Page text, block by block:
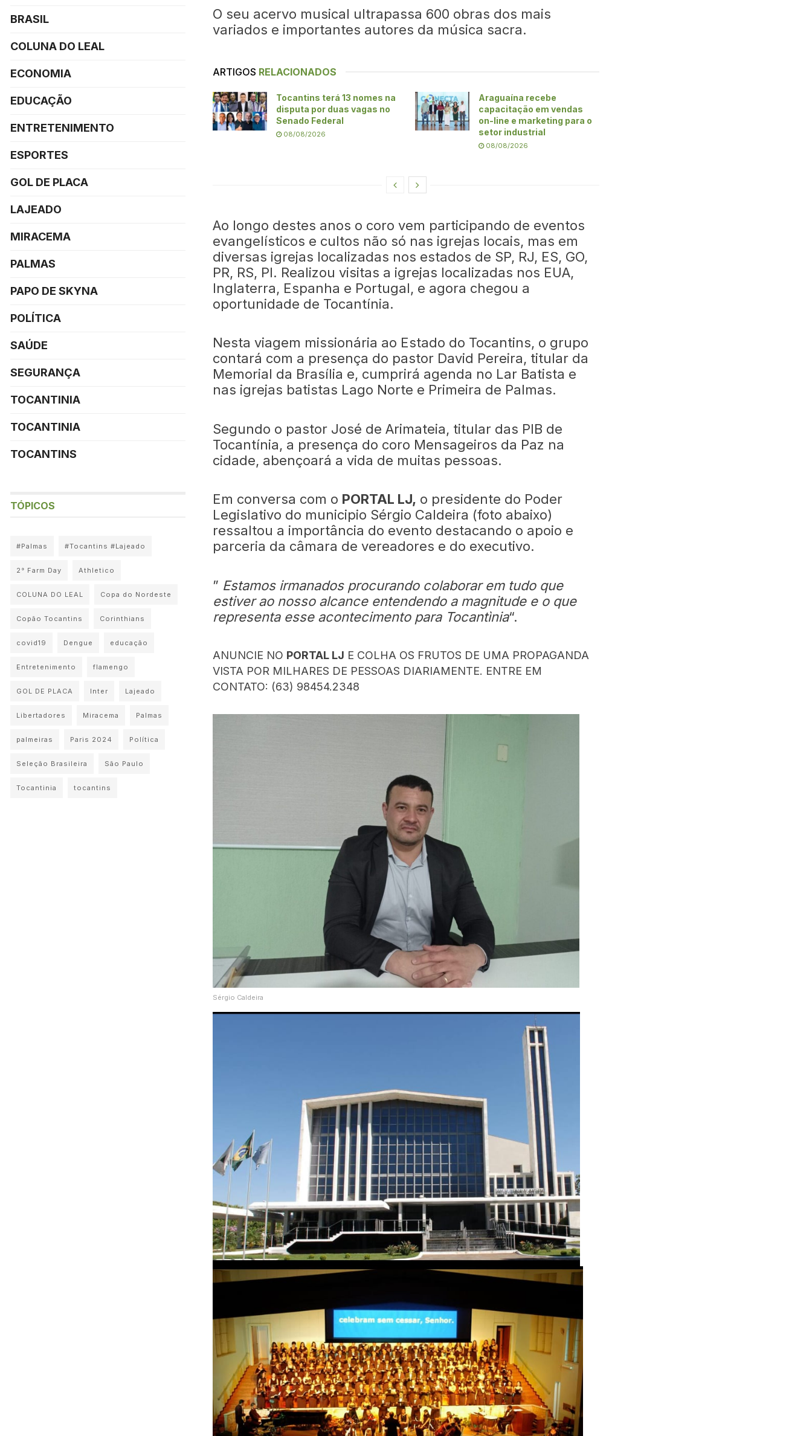
O seu acervo musical ultrapassa 600 obras dos mais
variados e importantes autores da música sacra.
ARTIGOS RELACIONADOS
Tocantins terá 13 nomes na
disputa por duas vagas no
Senado Federal
08/08/2026
Araguaína recebe
capacitação em vendas
on-line e marketing para o
setor industrial
08/08/2026
Ao longo destes anos o coro vem participando de eventos
evangelísticos e cultos não só nas igrejas locais, mas em
diversas igrejas localizadas nos estados de SP, RJ, ES, GO,
PR, RS, PI. Realizou visitas a igrejas localizadas nos EUA,
Inglaterra, Espanha e Portugal, e agora chegou a
oportunidade de Tocantínia.
Nesta viagem missionária ao Estado do Tocantins, o grupo
contará com a presença do pastor David Pereira, titular da
Memorial da Brasília e, cumprirá agenda no Lar Batista e
nas igrejas batistas Lago Norte e Primeira de Palmas.
Segundo o pastor José de Arimateia, titular das PIB de
Tocantínia, a presença do coro Mensageiros da Paz na
cidade, abençoará a vida de muitas pessoas.
Em conversa com o PORTAL LJ, o presidente do Poder
Legislativo do municipio Sérgio Caldeira (foto abaixo)
ressaltou a importância do evento destacando o apoio e
parceria da câmara de vereadores e do executivo.
” Estamos irmanados procurando colaborar em tudo que
estiver ao nosso alcance entendendo a magnitude e o que
representa esse acontecimento para Tocantìnia“.
ANUNCIE NO PORTAL LJ E COLHA OS FRUTOS DE UMA PROPAGANDA
VISTA POR MILHARES DE PESSOAS DIARIAMENTE. ENTRE EM
CONTATO: (63) 98454.2348
Sérgio Caldeira
BRASIL
COLUNA DO LEAL
ECONOMIA
EDUCAÇÃO
ENTRETENIMENTO
ESPORTES
GOL DE PLACA
LAJEADO
MIRACEMA
PALMAS
PAPO DE SKYNA
POLÍTICA
SAÚDE
SEGURANÇA
TOCANTINIA
TOCANTINIA
TOCANTINS
TÓPICOS
#Palmas #Tocantins #Lajeado
2° Farm Day Athletico
COLUNA DO LEAL Copa do Nordeste
Copão Tocantins Corinthians
covid19 Dengue educação
Entretenimento flamengo
GOL DE PLACA Inter Lajeado
Libertadores Miracema Palmas
palmeiras Paris 2024 Política
Seleção Brasileira São Paulo
Tocantinia tocantins